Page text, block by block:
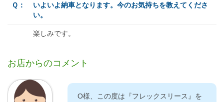
Ｑ：
いよいよ納車となります。今のお気持ちを教えてくださ
い。
楽しみです。
お店からのコメント
O様、この度は『フレックスリース』を